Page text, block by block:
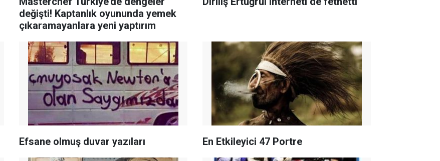
değişti! Kaptanlık oyununda yemek
çıkaramayanlara yeni yaptırım
Efsane olmuş duvar yazıları En Etkileyici 47 Portre